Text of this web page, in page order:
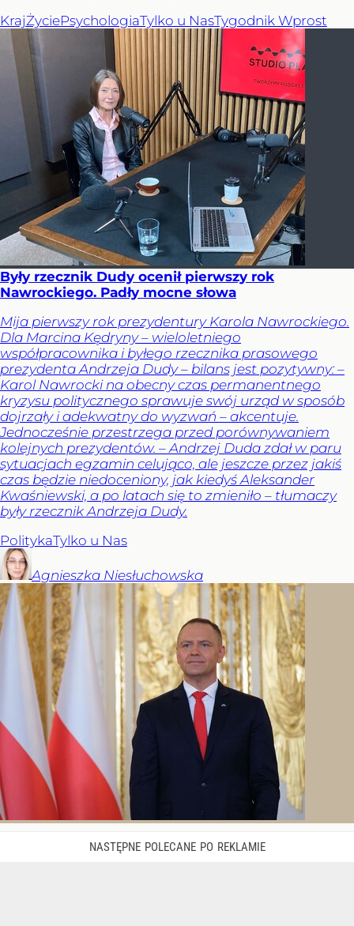
KrajŻyciePsychologiaTylko u NasTygodnik Wprost
Były rzecznik Dudy ocenił pierwszy rok
Nawrockiego. Padły mocne słowa
Mija pierwszy rok prezydentury Karola Nawrockiego.
Dla Marcina Kędryny – wieloletniego
współpracownika i byłego rzecznika prasowego
prezydenta Andrzeja Dudy – bilans jest pozytywny: –
Karol Nawrocki na obecny czas permanentnego
kryzysu politycznego sprawuje swój urząd w sposób
dojrzały i adekwatny do wyzwań – akcentuje.
Jednocześnie przestrzega przed porównywaniem
kolejnych prezydentów. – Andrzej Duda zdał w paru
sytuacjach egzamin celująco, ale jeszcze przez jakiś
czas będzie niedoceniony, jak kiedyś Aleksander
Kwaśniewski, a po latach się to zmieniło – tłumaczy
były rzecznik Andrzeja Dudy.
PolitykaTylko u Nas
Agnieszka Niesłuchowska